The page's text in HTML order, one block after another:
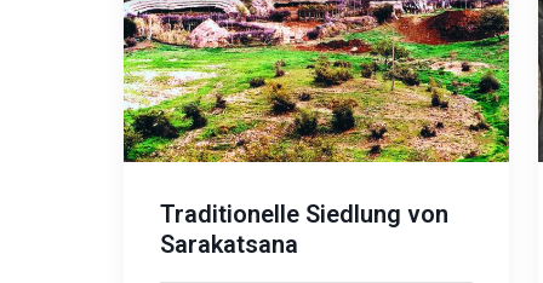
Traditionelle Siedlung von
Sarakatsana